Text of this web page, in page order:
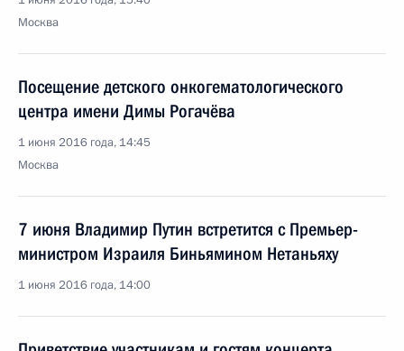
Москва
Посещение детского онкогематологического
центра имени Димы Рогачёва
1 июня 2016 года, 14:45
Москва
7 июня Владимир Путин встретится с Премьер-
министром Израиля Биньямином Нетаньяху
1 июня 2016 года, 14:00